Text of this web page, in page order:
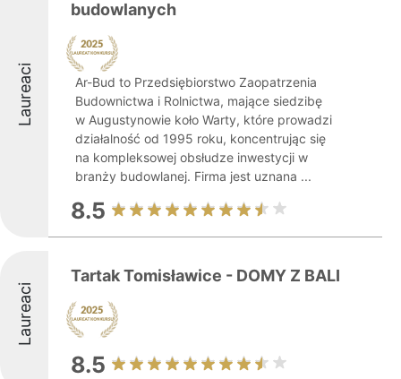
Laureaci
budowlanych
Ar-Bud to Przedsiębiorstwo Zaopatrzenia
Budownictwa i Rolnictwa, mające siedzibę
w Augustynowie koło Warty, które prowadzi
działalność od 1995 roku, koncentrując się
na kompleksowej obsłudze inwestycji w
branży budowlanej. Firma jest uznana ...
8.5
Laureaci
Tartak Tomisławice - DOMY Z BALI
8.5